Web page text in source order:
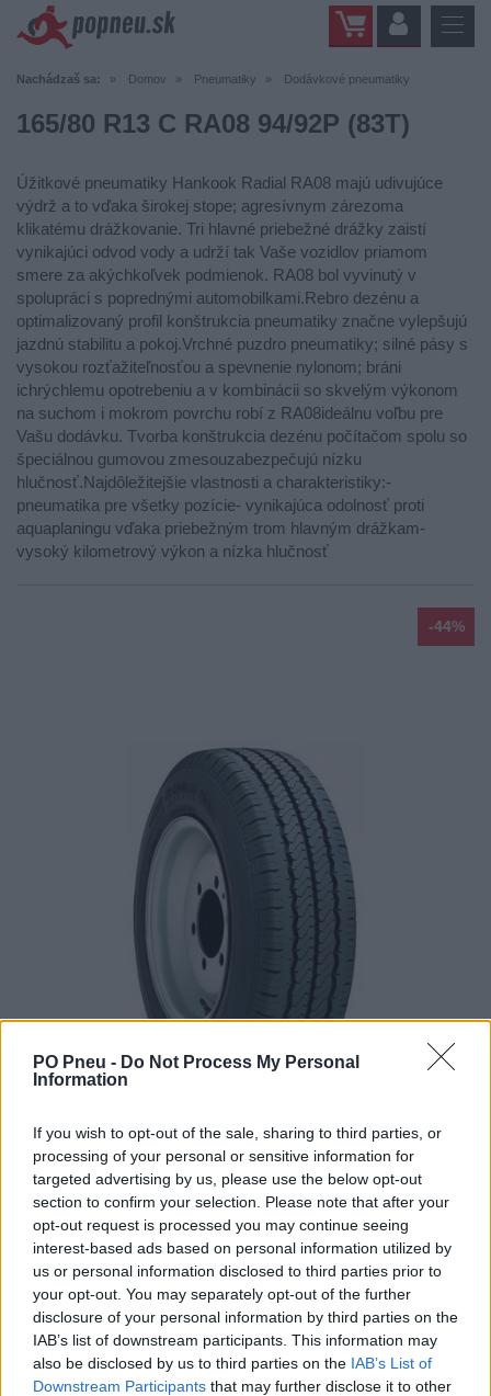
PO Pneu - Do Not Process My Personal
Information
If you wish to opt-out of the sale, sharing to third parties, or
processing of your personal or sensitive information for
targeted advertising by us, please use the below opt-out
section to confirm your selection. Please note that after your
opt-out request is processed you may continue seeing
interest-based ads based on personal information utilized by
us or personal information disclosed to third parties prior to
your opt-out. You may separately opt-out of the further
disclosure of your personal information by third parties on the
IAB’s list of downstream participants. This information may
also be disclosed by us to third parties on the IAB’s List of
Downstream Participants that may further disclose it to other
Nachádzaš sa: Domov Pneumatiky Dodávkové pneumatiky
165/80 R13 C RA08 94/92P (83T)
Úžitkové pneumatiky Hankook Radial RA08 majú udivujúce
výdrž a to vďaka širokej stope; agresívnym zárezoma
klikatému drážkovanie. Tri hlavné priebežné drážky zaistí
vynikajúci odvod vody a udrží tak Vaše vozidlov priamom
smere za akýchkoľvek podmienok. RA08 bol vyvinutý v
spolupráci s poprednými automobilkami.Rebro dezénu a
optimalizovaný profil konštrukcia pneumatiky značne vylepšujú
jazdnú stabilitu a pokoj.Vrchné puzdro pneumatiky; silné pásy s
vysokou rozťažiteľnosťou a spevnenie nylonom; bráni
ichrýchlemu opotrebeniu a v kombinácii so skvelým výkonom
na suchom i mokrom povrchu robí z RA08ideálnu voľbu pre
Vašu dodávku. Tvorba konštrukcia dezénu počítačom spolu so
špeciálnou gumovou zmesouzabezpečujú nízku
hlučnosť.Najdôležitejšie vlastnosti a charakteristiky:-
pneumatika pre všetky pozície- vynikajúca odolnosť proti
aquaplaningu vďaka priebežným trom hlavným drážkam-
vysoký kilometrový výkon a nízka hlučnosť
-44%
84,72 € 151,29 €
- +